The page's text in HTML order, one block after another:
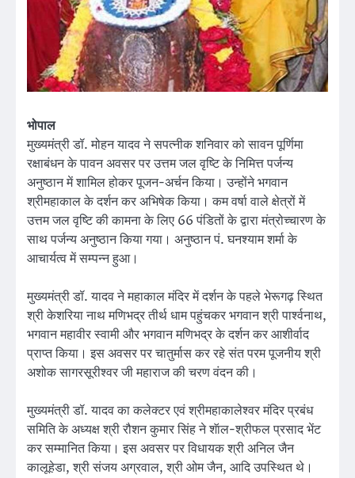
भोपाल
मुख्यमंत्री डॉ. मोहन यादव ने सपत्नीक शनिवार को सावन पूर्णिमा
रक्षाबंधन के पावन अवसर पर उत्तम जल वृष्टि के निमित्त पर्जन्य
अनुष्ठान में शामिल होकर पूजन-अर्चन किया। उन्होंने भगवान
श्रीमहाकाल के दर्शन कर अभिषेक किया। कम वर्षा वाले क्षेत्रों में
उत्तम जल वृष्टि की कामना के लिए 66 पंडितों के द्वारा मंत्रोच्चारण के
साथ पर्जन्य अनुष्ठान किया गया। अनुष्ठान पं. घनश्याम शर्मा के
आचार्यत्व में सम्पन्न हुआ।
मुख्यमंत्री डॉ. यादव ने महाकाल मंदिर में दर्शन के पहले भेरूगढ़ स्थित
श्री केशरिया नाथ मणिभद्र तीर्थ धाम पहुंचकर भगवान श्री पार्श्वनाथ,
भगवान महावीर स्वामी और भगवान मणिभद्र के दर्शन कर आशीर्वाद
प्राप्त किया। इस अवसर पर चातुर्मास कर रहे संत परम पूजनीय श्री
अशोक सागरसूरीश्वर जी महाराज की चरण वंदन की।
मुख्यमंत्री डॉ. यादव का कलेक्टर एवं श्रीमहाकालेश्वर मंदिर प्रबंध
समिति के अध्यक्ष श्री रौशन कुमार सिंह ने शॅाल-श्रीफल प्रसाद भेंट
कर सम्मानित किया। इस अवसर पर विधायक श्री अनिल जैन
कालूहेडा, श्री संजय अग्रवाल, श्री ओम जैन, आदि उपस्थित थे।